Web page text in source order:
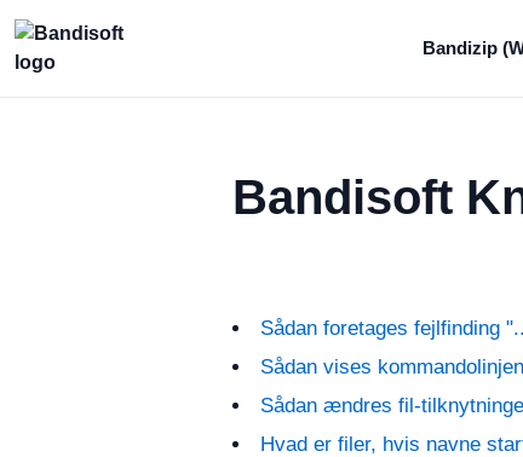
Bandizip
Bandisoft
Sådan foretages fejlfinding
Sådan vises
Sådan ændres fil-
Hvad er filer, hvis navne